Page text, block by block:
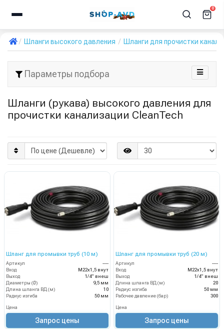
0
Шланги высокого давления Шланги для прочистки
Параметры подбора
Шланги (рукава) высокого давления для
прочистки канализации CleanTech
Шланг для промывки труб (10 м)
Артикул
----
Вход
М22х1,5 внут
Выход
1/4" внеш
Диаметры (Ø)
9,5 мм
Длина шланга ВД (м)
10
Радиус изгиба
50 мм
Цена
Запрос цены
Шланг для промывки труб (20 м)
Артикул
----
Вход
М22х1,5 внут
Выход
1/4" внеш
Длина шланга ВД (м)
20
Радиус изгиба
50 мм
Рабочее давление (бар)
300
Цена
Запрос цены